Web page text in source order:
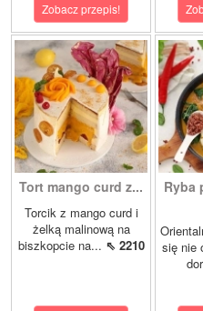
Zobacz przepis!
Tort mango curd z...
Torcik z mango curd i
żelką malinową na
biszkopcie na... ⇖ 2210
Ryba
się nie